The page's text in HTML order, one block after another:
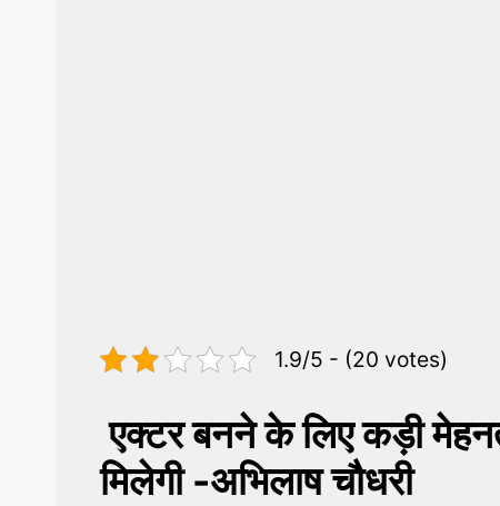
1.9/5 - (20 votes)
एक्टर बनने के लिए कड़ी
मिलेगी -अभिलाष चौधरी